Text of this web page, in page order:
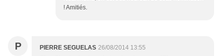
! Amitiés.
P PIERRE SEGUELAS 26/08/2014 13:55